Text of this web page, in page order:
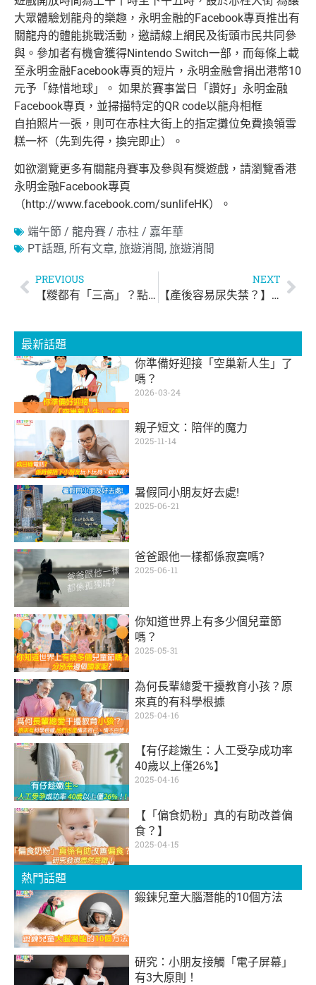
大眾體驗划龍舟的樂趣，永明金融的Facebook專頁推出有
關龍舟的體能挑戰活動，邀請線上網民及街頭市民共同參
與。參加者有機會獲得Nintendo Switch一部，而每條上載
至永明金融Facebook專頁的短片，永明金融會捐出港幣10
元予「綠惜地球」。 如果於賽事當日「讚好」永明金融
Facebook專頁，並掃描特定的QR code以龍舟相框
自拍照片一張，則可在赤柱大街上的指定攤位免費換領雪
糕一杯（先到先得，換完即止）。
如欲瀏覽更多有關龍舟賽事及參與有獎遊戲，請瀏覽香港
永明金融Facebook專頁
（http://www.facebook.com/sunlifeHK）。
端午節 / 龍舟賽 / 赤柱 / 嘉年華
PT話題, 所有文章, 旅遊消閒, 旅遊消閒
PREVIOUS
【糉都有「三高」？點先可以食得健康？】
NEXT
【產後容易尿失禁？】產後尿失禁會自己好返嗎？
最新話題
你準備好迎接「空巢新人生」了
嗎？
2026-03-24
親子短文：陪伴的魔力
2025-11-14
暑假同小朋友好去處!
2025-06-21
爸爸跟他一樣都係寂寞嗎?
2025-06-11
你知道世界上有多少個兒童節
嗎？
2025-05-31
為何長輩總愛干擾教育小孩？原
來真的有科學根據
2025-04-16
【有仔趁嫩生：人工受孕成功率
40歲以上僅26%】
2025-04-16
【「偏食奶粉」真的有助改善偏
食？】
2025-04-15
熱門話題
鍛鍊兒童大腦潛能的10個方法
研究：小朋友接觸「電子屏幕」
有3大原則！